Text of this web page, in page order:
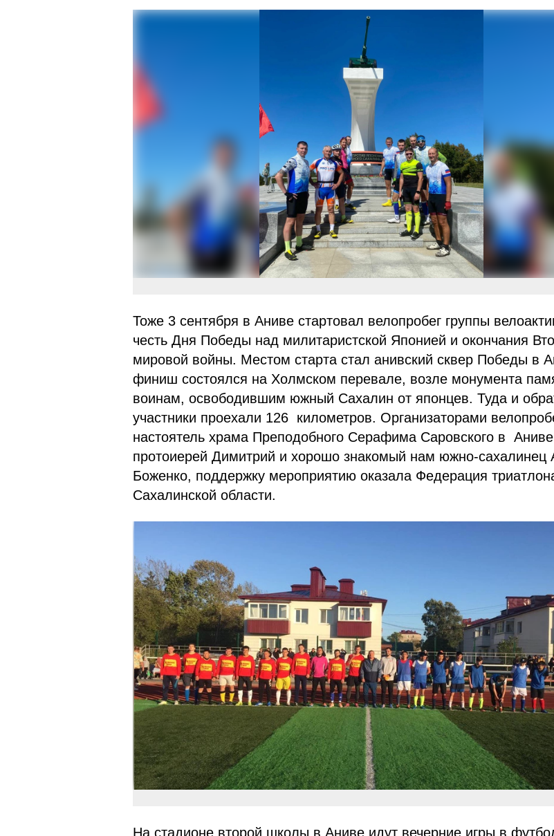
Тоже 3 сентября в Аниве стартовал велопробег группы
честь Дня Победы над милитаристской Японией и окончания
мировой войны. Местом старта стал анивский сквер Победы в
финиш состоялся на Холмском перевале, возле монумента
воинам, освободившим южный Сахалин от японцев. Туда и
участники проехали 126 километров. Организаторами
настоятель храма Преподобного Серафима Саровского в Аниве
протоиерей Димитрий и хорошо знакомый нам южно-сахалинец
Боженко, поддержку мероприятию оказала Федерация
Сахалинской области.
На стадионе второй школы в Аниве идут вечерние игры в